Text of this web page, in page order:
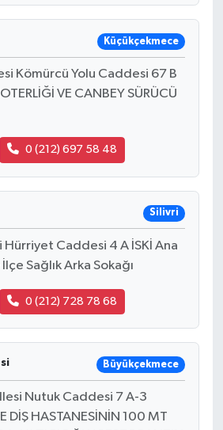
Küçükçekmece
Kömürcü Yolu Caddesi 67 B
VE CANBEY SÜRÜCÜ
0 (212) 697 58 48
Silivri
Caddesi 4 A İSKİ Ana
İlçe Sağlık Arka Sokağı
0 (212) 728 78 68
Büyükçekmece
Nutuk Caddesi 7 A-3
DİŞ HASTANESİNİN 100 MT